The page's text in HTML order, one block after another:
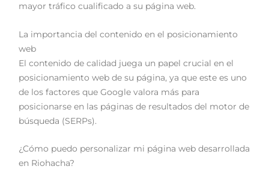
mayor tráfico cualificado a su página web.
La importancia del contenido en el posicionamiento
web
El contenido de calidad juega un papel crucial en el
posicionamiento web de su página, ya que este es uno
de los factores que Google valora más para
posicionarse en las páginas de resultados del motor de
búsqueda (SERPs).
¿Cómo puedo personalizar mi página web desarrollada
en Riohacha?